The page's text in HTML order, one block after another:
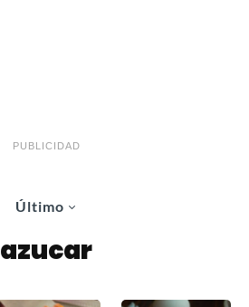
PUBLICIDAD
Último
azucar